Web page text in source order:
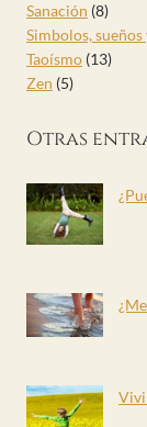
Sanación (8)
Simbolos,
Taoísmo (13)
Zen (5)
Otras